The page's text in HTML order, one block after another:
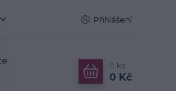
Přihlášení
0 ks
0 Kč